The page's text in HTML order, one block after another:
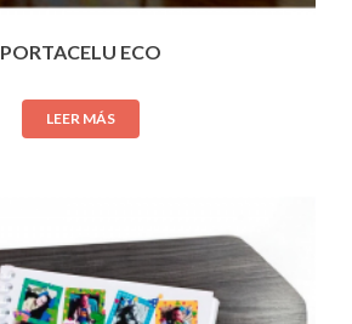
PORTACELU ECO
LEER MÁS